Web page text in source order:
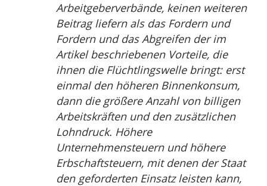
Arbeitgeberverbände, keinen weiteren
Beitrag liefern als das Fordern und
Fordern und das Abgreifen der im
Artikel beschriebenen Vorteile, die
ihnen die Flüchtlingswelle bringt: erst
einmal den höheren Binnenkonsum,
dann die größere Anzahl von billigen
Arbeitskräften und den zusätzlichen
Lohndruck. Höhere
Unternehmensteuern und höhere
Erbschaftsteuern, mit denen der Staat
den geforderten Einsatz leisten kann,